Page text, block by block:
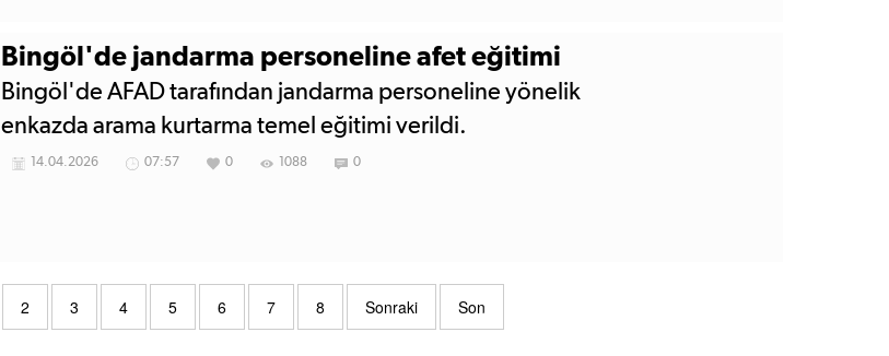
Bingöl'de jandarma personeline afet eğitimi
Bingöl'de AFAD tarafından jandarma personeline yönelik
enkazda arama kurtarma temel eğitimi verildi.
14.04.2026 07:57 0 1088 0
2 3 4 5 6 7 8 Sonraki Son